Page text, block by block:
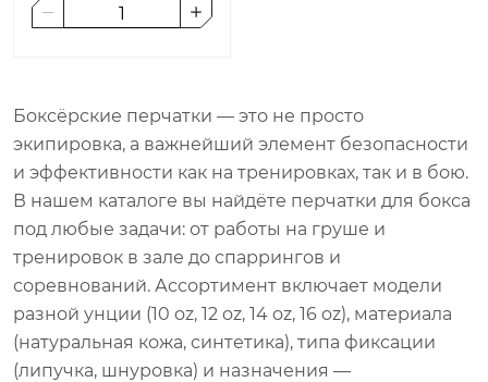
Боксёрские перчатки — это не просто
экипировка, а важнейший элемент безопасности
и эффективности как на тренировках, так и в бою.
В нашем каталоге вы найдёте перчатки для бокса
под любые задачи: от работы на груше и
тренировок в зале до спаррингов и
соревнований. Ассортимент включает модели
разной унции (10 oz, 12 oz, 14 oz, 16 oz), материала
(натуральная кожа, синтетика), типа фиксации
(липучка, шнуровка) и назначения —